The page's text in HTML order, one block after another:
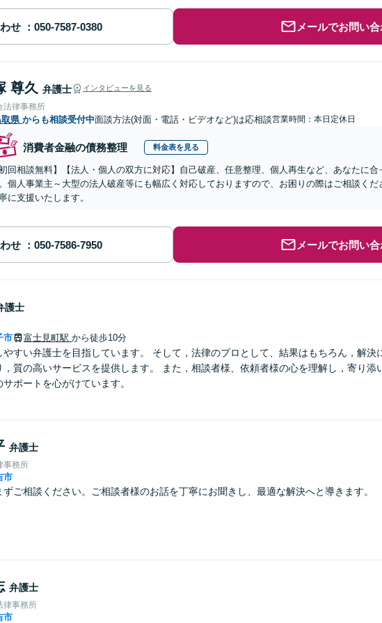
せ メールでお問い
尊久 弁護士 インタビューを見る
法律事務所
取県 からも相談受付中面談方法(対面・電話・ビデオなど)は応相談営業時間：本日定休日
消費者金融の債務整理 料金表を見る
初回相談無料】【法人・個人の双方に対応】自己破産、任意整理、個人再生など、あなたに合
個人事業主～大型の法人破産等にも幅広く対応しておりますので、お困りの際はご相談くだ
に支援いたします。
せ メールでお問い
護士
市 富士見町駅 から徒歩10分
やすい弁護士を目指しています。 そして，法律のプロとして、結果はもちろん，解決
，質の高いサービスを提供します。 また，相談者様、依頼者様の心を理解し，寄り添
ポートを心がけています。
弁護士
事務所
市
ずご相談ください。ご相談者様のお話を丁寧にお聞きし、最適な解決へと導きます。
弁護士
律事務所
市